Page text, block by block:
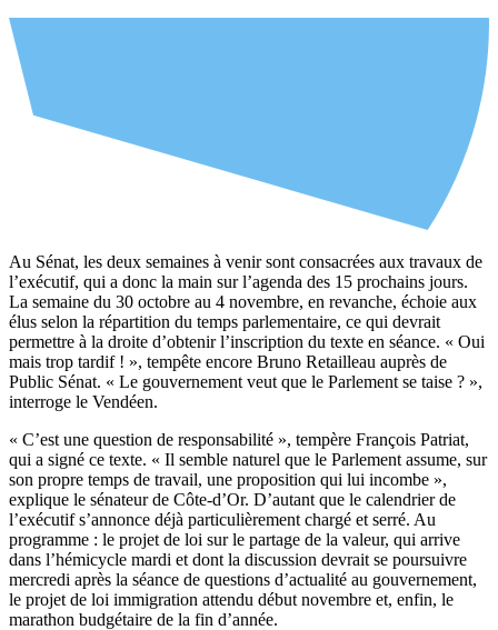
Au Sénat, les deux semaines à venir sont consacrées aux travaux de
l’exécutif, qui a donc la main sur l’agenda des 15 prochains jours.
La semaine du 30 octobre au 4 novembre, en revanche, échoie aux
élus selon la répartition du temps parlementaire, ce qui devrait
permettre à la droite d’obtenir l’inscription du texte en séance. « Oui
mais trop tardif ! », tempête encore Bruno Retailleau auprès de
Public Sénat. « Le gouvernement veut que le Parlement se taise ? »,
interroge le Vendéen.
« C’est une question de responsabilité », tempère François Patriat,
qui a signé ce texte. « Il semble naturel que le Parlement assume, sur
son propre temps de travail, une proposition qui lui incombe »,
explique le sénateur de Côte-d’Or. D’autant que le calendrier de
l’exécutif s’annonce déjà particulièrement chargé et serré. Au
programme : le projet de loi sur le partage de la valeur, qui arrive
dans l’hémicycle mardi et dont la discussion devrait se poursuivre
mercredi après la séance de questions d’actualité au gouvernement,
le projet de loi immigration attendu début novembre et, enfin, le
marathon budgétaire de la fin d’année.